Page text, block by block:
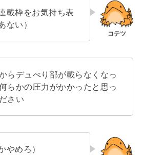
載枠をお気持ち表
ない）
らデュべり部が載らなくなっ
らかの圧力がかかったと思っ
さい
やめろ）